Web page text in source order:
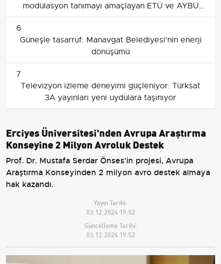
modülasyon tanımayı amaçlayan ETÜ ve AYBÜ
projesine TÜBİTAK desteği
6
Güneşle tasarruf: Manavgat Belediyesi'nin enerji
dönüşümü
7
Televizyon izleme deneyimi güçleniyor: Türksat
3A yayınları yeni uydulara taşınıyor
Erciyes Üniversitesi'nden Avrupa Araştırma
Konseyine 2 Milyon Avroluk Destek
Prof. Dr. Mustafa Serdar Önses'in projesi, Avrupa
Araştırma Konseyinden 2 milyon avro destek almaya
hak kazandı.
Yayın Tarihi:
03.12.2024 19:52
Güncelleme Tarihi:
03.12.2024 19:52